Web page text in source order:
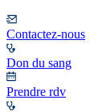
Contactez-nous
Don du sang
Prendre rdv